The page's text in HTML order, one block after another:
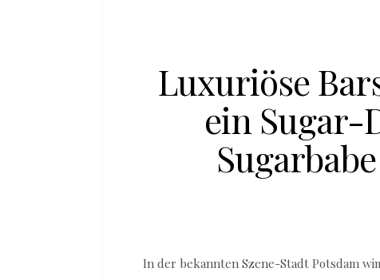
Luxuriöse
ein Sugar-
In der bekannten Szene-Stadt Potsdam